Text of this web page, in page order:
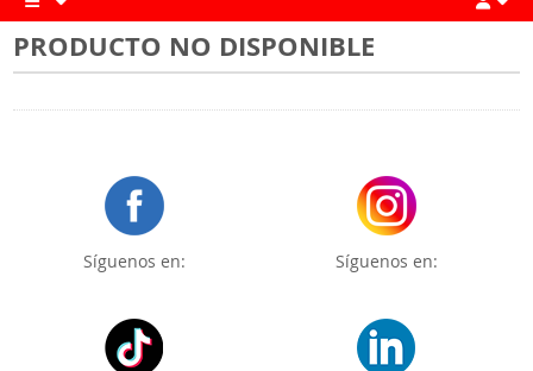
PRODUCTO NO DISPONIBLE
Síguenos en: Síguenos en: